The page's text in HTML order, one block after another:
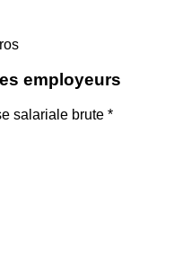
employeurs
salariale brute *